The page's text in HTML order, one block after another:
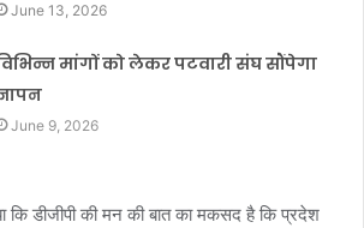
June 13, 2026
मांगों को लेकर पटवारी संघ सौंपेगा
June 9, 2026
डीजीपी की मन की बात का मकसद है कि प्रदेश